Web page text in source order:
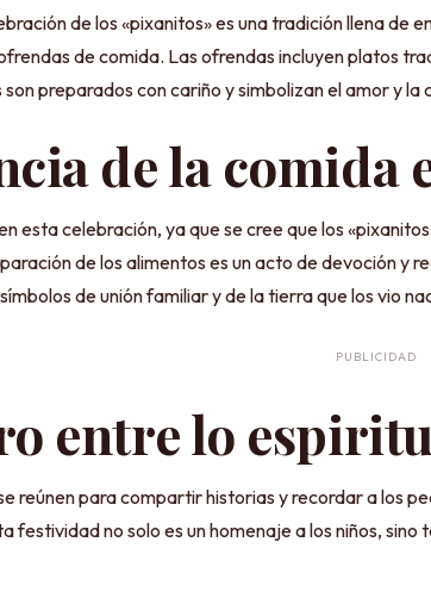
de los «pixanitos» es una tradición llena
de comida. Las ofrendas incluyen platos
preparados con cariño y simbolizan el amor y
de la comida
esta celebración, ya que se cree que los
de los alimentos es un acto de devoción y
de unión familiar y de la tierra que los vio
PUBLICIDAD
entre lo
reúnen para compartir historias y recordar a los
festividad no solo es un homenaje a los niños,